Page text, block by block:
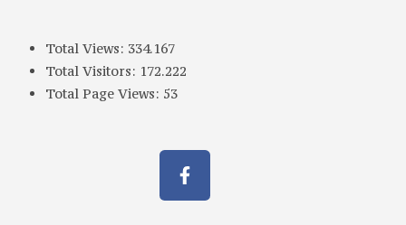
Total Views: 334.167
Total Visitors: 172.222
Total Page Views: 53